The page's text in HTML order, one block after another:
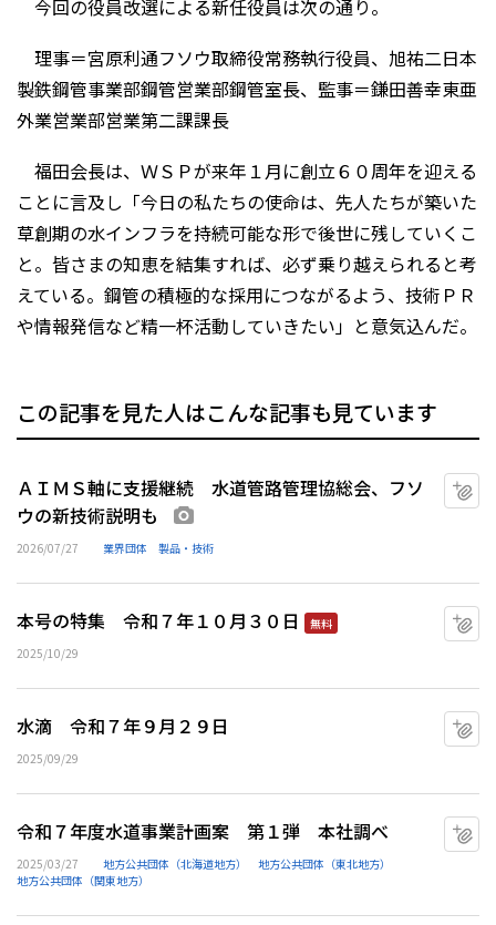
今回の役員改選による新任役員は次の通り。
理事＝宮原利通フソウ取締役常務執行役員、旭祐二日本
製鉄鋼管事業部鋼管営業部鋼管室長、監事＝鎌田善幸東亜
外業営業部営業第二課課長
福田会長は、ＷＳＰが来年１月に創立６０周年を迎える
ことに言及し「今日の私たちの使命は、先人たちが築いた
草創期の水インフラを持続可能な形で後世に残していくこ
と。皆さまの知恵を結集すれば、必ず乗り越えられると考
えている。鋼管の積極的な採用につながるよう、技術ＰＲ
や情報発信など精一杯活動していきたい」と意気込んだ。
この記事を見た人はこんな記事も見ています
ＡＩＭＳ軸に支援継続 水道管路管理協総会、フソ
ウの新技術説明も
2026/07/27 業界団体 製品・技術
本号の特集 令和７年１０月３０日
無料
2025/10/29
水滴 令和７年９月２９日
2025/09/29
令和７年度水道事業計画案 第１弾 本社調べ
2025/03/27 地方公共団体（北海道地方）
地方公共団体（東北地方）
地方公共団体（関東地方）